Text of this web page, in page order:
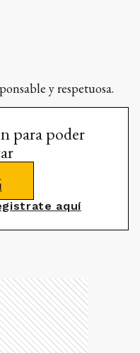
y respetuosa.
para poder
aquí